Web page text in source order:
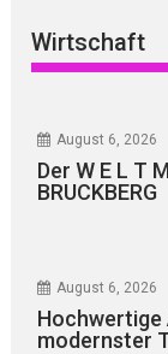
Wirtschaft
August 6, 2026
Der W E L T
BRUCKBERG
August 6, 2026
Hochwertige
modernster